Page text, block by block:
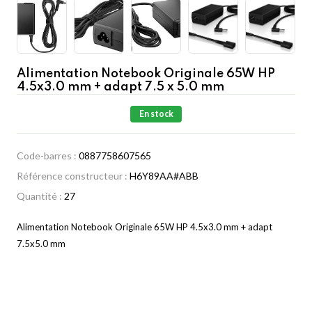
Alimentation Notebook Originale 65W HP
4.5x3.0 mm + adapt 7.5 x 5.0 mm
En stock
Code-barres : 0887758607565
Référence constructeur : H6Y89AA#ABB
Quantité : 27
Alimentation Notebook Originale 65W HP 4.5x3.0 mm + adapt
7.5x5.0 mm